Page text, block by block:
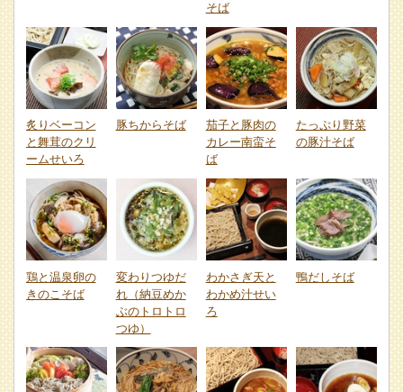
そば
炙りベーコン
と舞茸のクリ
ームせいろ
豚ちからそば
茄子と豚肉の
カレー南蛮そ
ば
たっぷり野菜
の豚汁そば
鶏と温泉卵の
きのこそば
変わりつゆだ
れ（納豆めか
ぶのトロトロ
つゆ）
わかさぎ天と
わかめ汁せい
ろ
鴨だしそば